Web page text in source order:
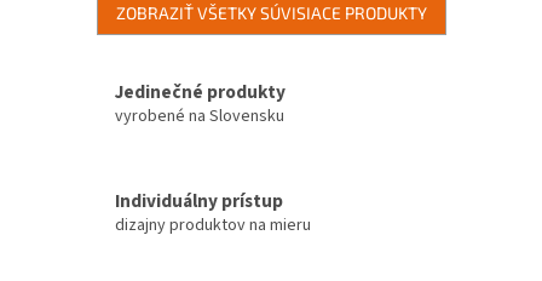
ZOBRAZIŤ VŠETKY SÚVISIACE PRODUKTY
Jedinečné produkty
vyrobené na Slovensku
Individuálny prístup
dizajny produktov na mieru